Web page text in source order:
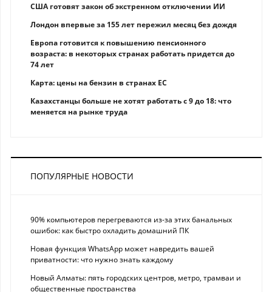
США готовят закон об экстренном отключении ИИ
Лондон впервые за 155 лет пережил месяц без дождя
Европа готовится к повышению пенсионного
возраста: в некоторых странах работать придется до
74 лет
Карта: цены на бензин в странах ЕС
Казахстанцы больше не хотят работать с 9 до 18: что
меняется на рынке труда
ПОПУЛЯРНЫЕ НОВОСТИ
90% компьютеров перегреваются из-за этих банальных
ошибок: как быстро охладить домашний ПК
Новая функция WhatsApp может навредить вашей
приватности: что нужно знать каждому
Новый Алматы: пять городских центров, метро, трамваи и
общественные пространства